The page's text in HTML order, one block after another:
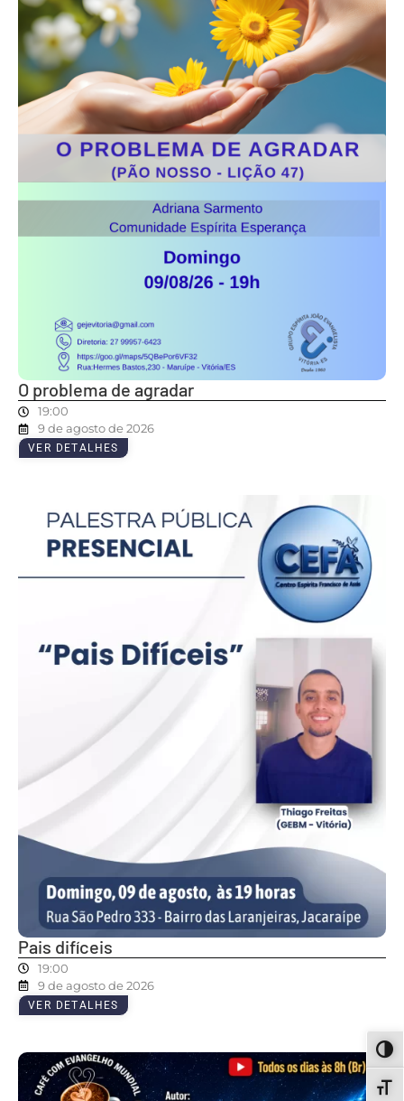
O problema de agradar
19:00
9 de agosto de 2026
VER DETALHES
Pais difíceis
19:00
9 de agosto de 2026
VER DETALHES